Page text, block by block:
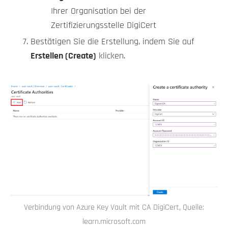
Ihrer Organisation bei der
Zertifizierungsstelle DigiCert
Bestätigen Sie die Erstellung, indem Sie auf
Erstellen (Create) klicken.
Verbindung von Azure Key Vault mit CA DigiCert, Quelle:
learn.microsoft.com